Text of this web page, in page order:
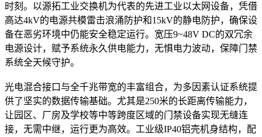
时刻。以源拓工业交换机为代表的先进工业以太网设备，凭借
高达4kV的电源共模雷击浪涌防护和15kV的静电防护，确保设
备在恶劣环境中仍能安全稳定运行。宽压9~48V DC的双冗余
电源设计，赋予系统永久供电能力，无惧电力波动，保障门禁
系统全天候守护。
光电混合接口与全千兆带宽的丰富组合，为多因素认证系统提
供了坚实的数据传输基础。尤其是250米的长距离传输能力，
让园区、厂房及学校等中等跨度区域的门禁设备实现无缝连
接，无需中继，运行更为高效。工业级IP40铝壳机身结构，配